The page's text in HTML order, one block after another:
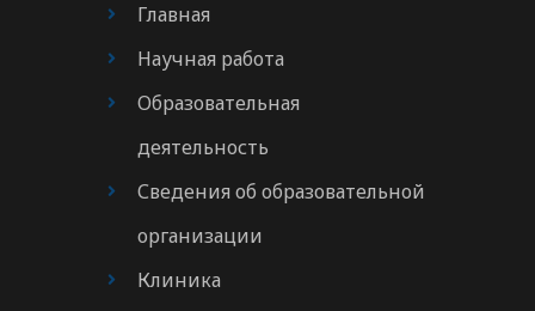
Главная
Научная работа
Образовательная
деятельность
Сведения об образовательной
организации
Клиника